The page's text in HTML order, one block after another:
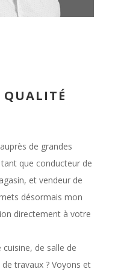
QUALITÉ
de grandes
que conducteur de
et vendeur de
désormais mon
directement à votre
de salle de
travaux ? Voyons et